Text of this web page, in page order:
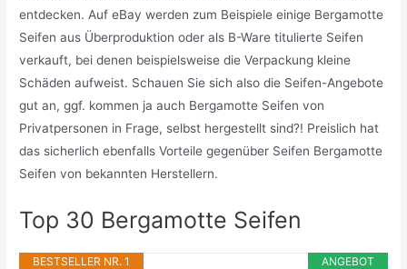
entdecken. Auf eBay werden zum Beispiele einige Bergamotte
Seifen aus Überproduktion oder als B-Ware titulierte Seifen
verkauft, bei denen beispielsweise die Verpackung kleine
Schäden aufweist. Schauen Sie sich also die Seifen-Angebote
gut an, ggf. kommen ja auch Bergamotte Seifen von
Privatpersonen in Frage, selbst hergestellt sind?! Preislich hat
das sicherlich ebenfalls Vorteile gegenüber Seifen Bergamotte
Seifen von bekannten Herstellern.
Top 30 Bergamotte Seifen
ANGEBOT
BESTSELLER NR. 1